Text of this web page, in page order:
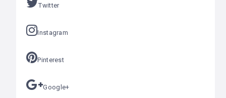
Twitter
Instagram
Pinterest
Google+